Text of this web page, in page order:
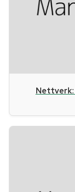
Nettverk: